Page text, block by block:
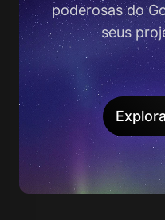
poderosas do
seus